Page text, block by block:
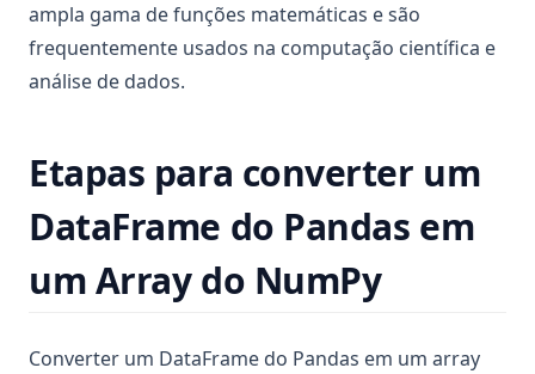
ampla gama de funções matemáticas e são
frequentemente usados ​​na computação científica e
análise de dados.
Etapas para converter um
DataFrame do Pandas em
um Array do NumPy
Converter um DataFrame do Pandas em um array